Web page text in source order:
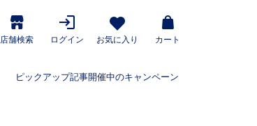
店舗検索 ログイン お気に入り カート
ピックアップ記事開催中のキャンペーン